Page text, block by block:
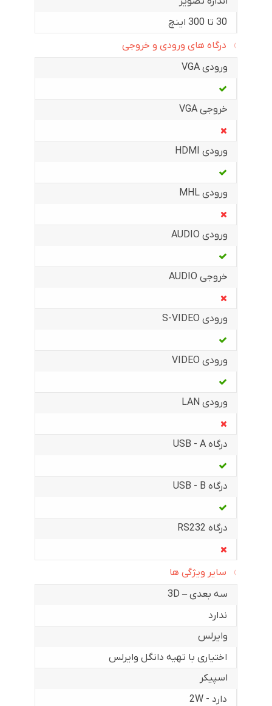
30 تا 300 اینچ
درگاه های ورودی و خروجی
ورودی VGA
خروجی VGA
ورودی HDMI
ورودی MHL
ورودی AUDIO
خروجی AUDIO
ورودی S-VIDEO
ورودی VIDEO
ورودی LAN
درگاه USB - A
درگاه USB - B
درگاه RS232
سایر ویژگی ها
سه بعدی – 3D
ندارد
وایرلس
اختیاری با تهیه دانگل وایرلس
اسپیکر
دارد - 2W